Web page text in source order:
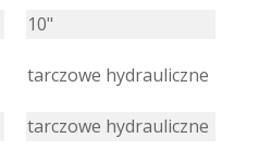
10"
tarczowe hydrauliczne
tarczowe hydrauliczne